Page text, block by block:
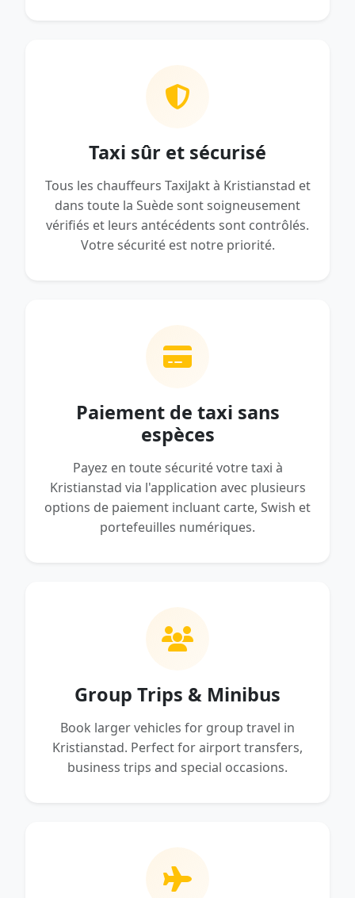
Taxi sûr et sécurisé
Tous les chauffeurs TaxiJakt à Kristianstad et
dans toute la Suède sont soigneusement
vérifiés et leurs antécédents sont contrôlés.
Votre sécurité est notre priorité.
Paiement de taxi sans
espèces
Payez en toute sécurité votre taxi à
Kristianstad via l'application avec plusieurs
options de paiement incluant carte, Swish et
portefeuilles numériques.
Group Trips & Minibus
Book larger vehicles for group travel in
Kristianstad. Perfect for airport transfers,
business trips and special occasions.